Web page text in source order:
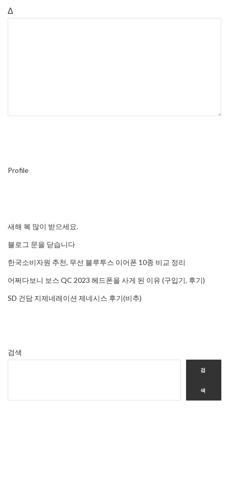
Δ
Profile
새해 복 많이 받으세요.
블로그 문을 닫습니다
한국소비자원 추천, 무선 블루투스 이어폰 10종 비교 정리
어쩌다보니 보스 QC 2023 헤드폰을 사게 된 이유 (구입기, 후기)
SD 건담 지제네레이션 제네시스 후기(비추)
검색
검
색